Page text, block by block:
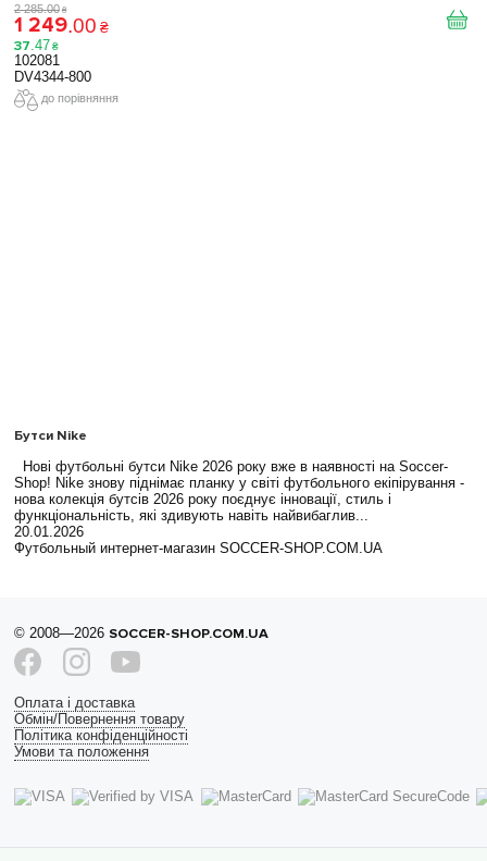
2 285.00 ₴
1 249.00 ₴
37 47 ₴
102081
DV4344-800
до порівняння
Бутси Nike
Нові футбольні бутси Nike 2026 року вже в наявності на Soccer-
Shop! Nike знову піднімає планку у світі футбольного екіпірування -
нова колекція бутсів 2026 року поєднує інновації, стиль і
функціональність, які здивують навіть найвибаглив...
20.01.2026
Футбольный интернет-магазин SOCCER-SHOP.COM.UA
© 2008—2026 SOCCER-SHOP.COM.UA
Оплата і доставка
Обмін/Повернення товару
Політика конфіденційності
Умови та положення